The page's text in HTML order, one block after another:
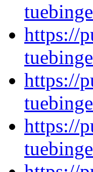
https://
https://
https://